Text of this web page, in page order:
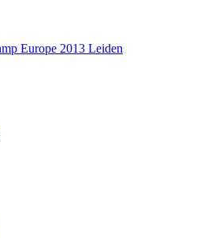
Europe 2013 Leiden